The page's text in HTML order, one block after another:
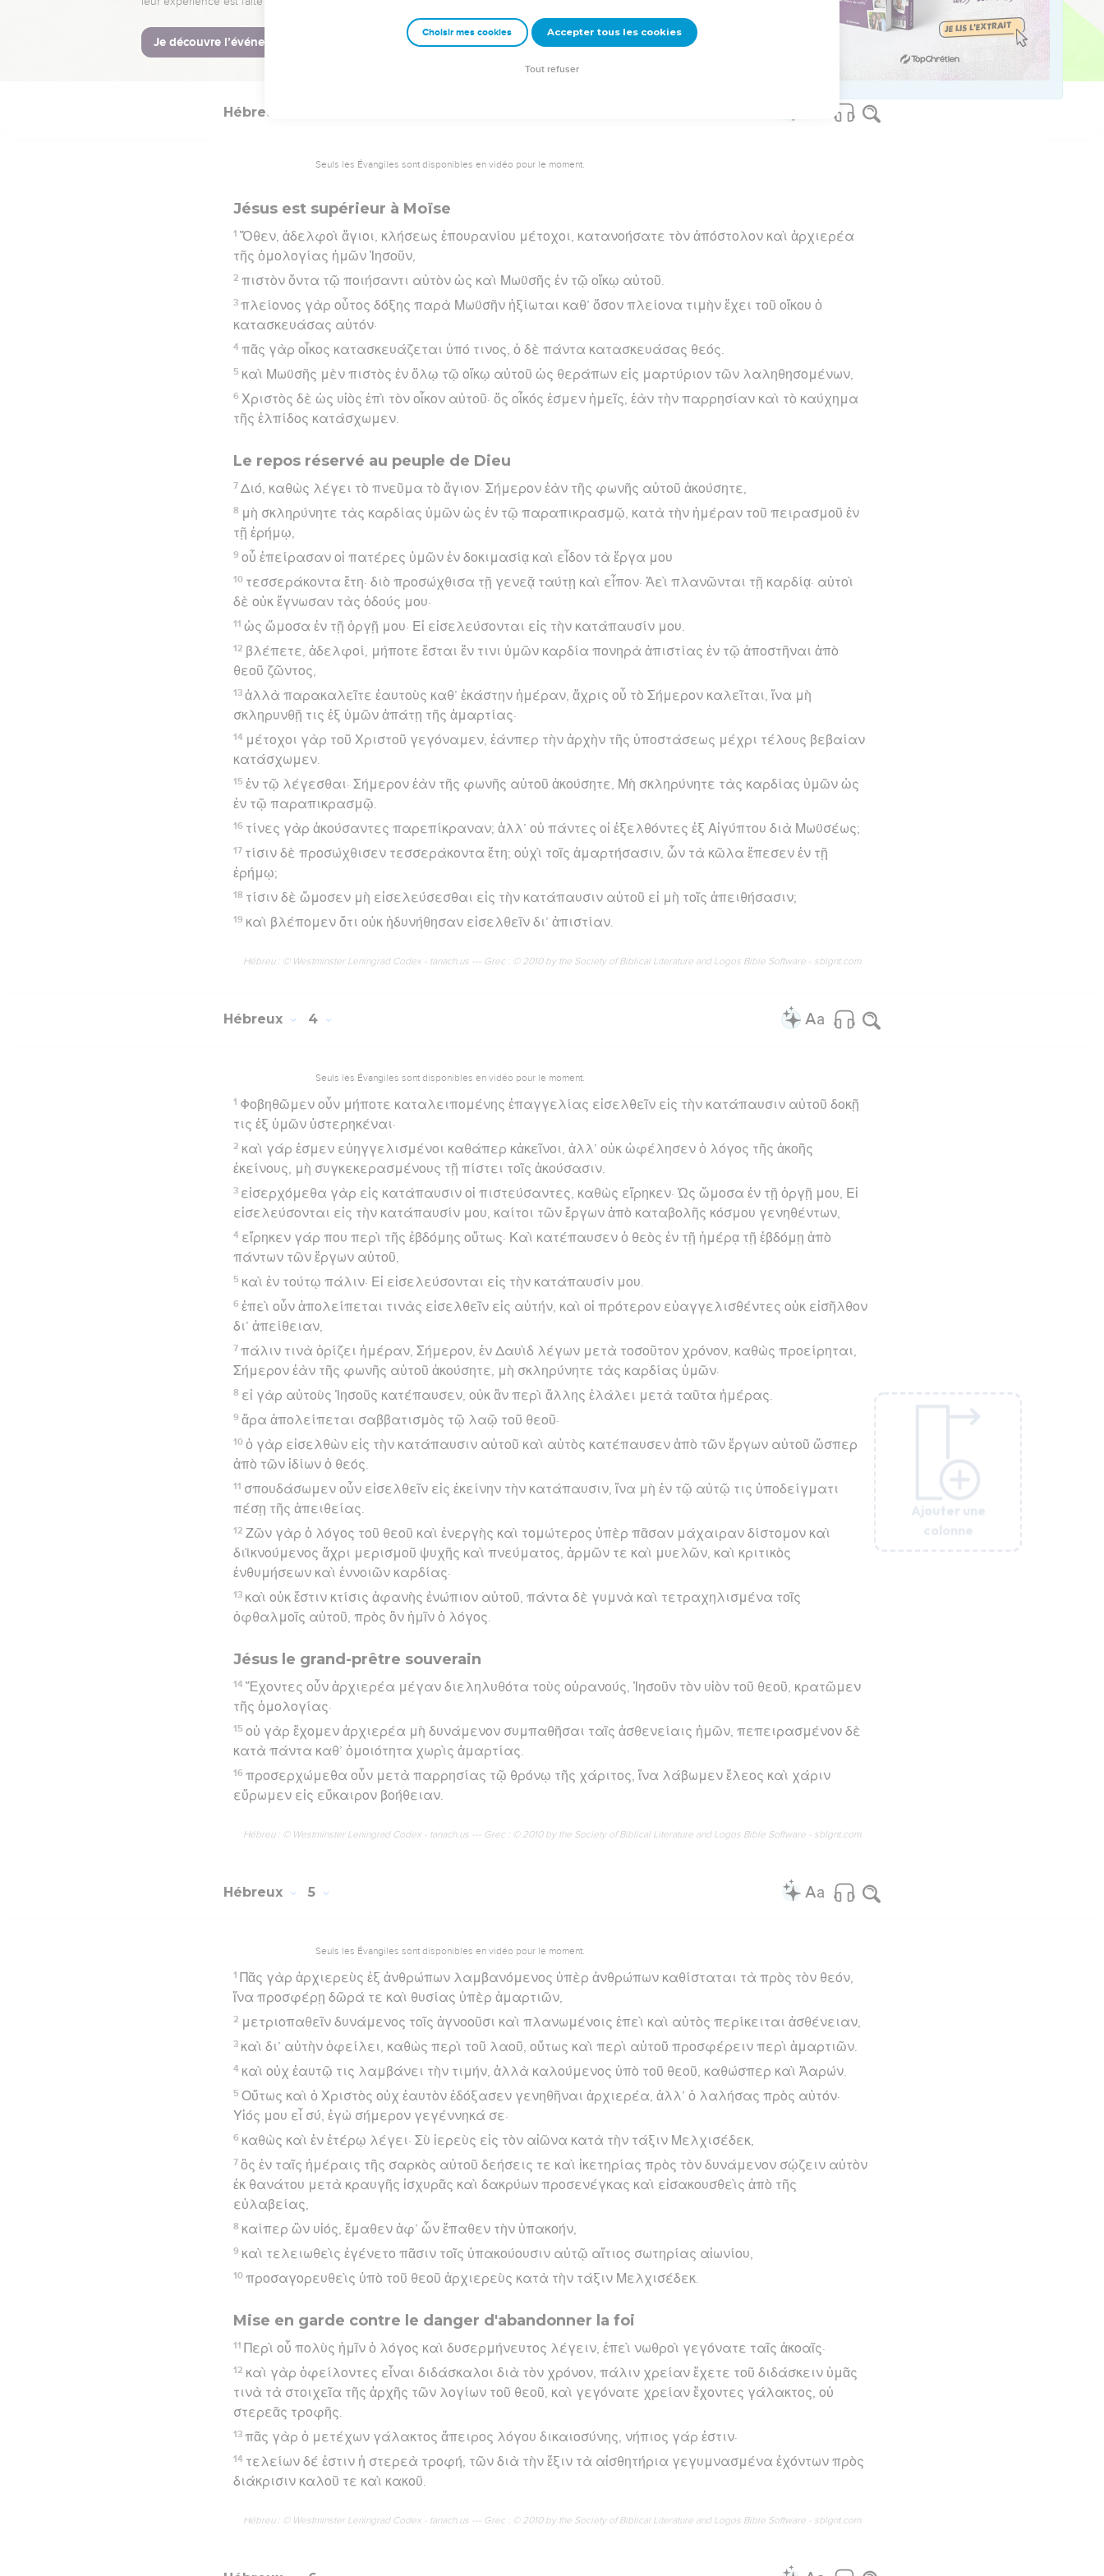
18 ἐν ᾧ γὰρ πέπονθεν αὐτὸς πειρασθείς, δύναται τοῖς πειραζομένοις βοηθῆσαι.
Hébreu : © Westminster Leningrad Codex - tanach.us --- Grec : © 2010 by the Society of Biblical Literature and Logos Bible Software - sblgnt.com
Ajouter une
colonne
Hébreux
Seuls les Évangiles sont disponibles en vidéo pour le moment.
Jésus est supérieur à Moïse
1 Ὅθεν, ἀδελφοὶ ἅγιοι, κλήσεως ἐπουρανίου μέτοχοι, κατανοήσατε τὸν ἀπόστολον καὶ ἀρχιερέα
τῆς ὁμολογίας ἡμῶν Ἰησοῦν,
2 πιστὸν ὄντα τῷ ποιήσαντι αὐτὸν ὡς καὶ Μωϋσῆς ἐν τῷ οἴκῳ αὐτοῦ.
3 πλείονος γὰρ οὗτος δόξης παρὰ Μωϋσῆν ἠξίωται καθ’ ὅσον πλείονα τιμὴν ἔχει τοῦ οἴκου ὁ
κατασκευάσας αὐτόν·
4 πᾶς γὰρ οἶκος κατασκευάζεται ὑπό τινος, ὁ δὲ πάντα κατασκευάσας θεός.
5 καὶ Μωϋσῆς μὲν πιστὸς ἐν ὅλῳ τῷ οἴκῳ αὐτοῦ ὡς θεράπων εἰς μαρτύριον τῶν λαληθησομένων,
6 Χριστὸς δὲ ὡς υἱὸς ἐπὶ τὸν οἶκον αὐτοῦ· ὅς οἶκός ἐσμεν ἡμεῖς, ἐὰν τὴν παρρησίαν καὶ τὸ καύχημα
τῆς ἐλπίδος κατάσχωμεν.
Le repos réservé au peuple de Dieu
7 Διό, καθὼς λέγει τὸ πνεῦμα τὸ ἅγιον· Σήμερον ἐὰν τῆς φωνῆς αὐτοῦ ἀκούσητε,
8 μὴ σκληρύνητε τὰς καρδίας ὑμῶν ὡς ἐν τῷ παραπικρασμῷ, κατὰ τὴν ἡμέραν τοῦ πειρασμοῦ ἐν
τῇ ἐρήμῳ,
9 οὗ ἐπείρασαν οἱ πατέρες ὑμῶν ἐν δοκιμασίᾳ καὶ εἶδον τὰ ἔργα μου
10 τεσσεράκοντα ἔτη· διὸ προσώχθισα τῇ γενεᾷ ταύτῃ καὶ εἶπον· Ἀεὶ πλανῶνται τῇ καρδίᾳ· αὐτοὶ
δὲ οὐκ ἔγνωσαν τὰς ὁδούς μου·
11 ὡς ὤμοσα ἐν τῇ ὀργῇ μου· Εἰ εἰσελεύσονται εἰς τὴν κατάπαυσίν μου.
12 βλέπετε, ἀδελφοί, μήποτε ἔσται ἔν τινι ὑμῶν καρδία πονηρὰ ἀπιστίας ἐν τῷ ἀποστῆναι ἀπὸ
θεοῦ ζῶντος,
13 ἀλλὰ παρακαλεῖτε ἑαυτοὺς καθ’ ἑκάστην ἡμέραν, ἄχρις οὗ τὸ Σήμερον καλεῖται, ἵνα μὴ
σκληρυνθῇ τις ἐξ ὑμῶν ἀπάτῃ τῆς ἁμαρτίας·
14 μέτοχοι γὰρ τοῦ Χριστοῦ γεγόναμεν, ἐάνπερ τὴν ἀρχὴν τῆς ὑποστάσεως μέχρι τέλους βεβαίαν
κατάσχωμεν.
15 ἐν τῷ λέγεσθαι· Σήμερον ἐὰν τῆς φωνῆς αὐτοῦ ἀκούσητε, Μὴ σκληρύνητε τὰς καρδίας ὑμῶν ὡς
ἐν τῷ παραπικρασμῷ.
16 τίνες γὰρ ἀκούσαντες παρεπίκραναν; ἀλλ’ οὐ πάντες οἱ ἐξελθόντες ἐξ Αἰγύπτου διὰ Μωϋσέως;
17 τίσιν δὲ προσώχθισεν τεσσεράκοντα ἔτη; οὐχὶ τοῖς ἁμαρτήσασιν, ὧν τὰ κῶλα ἔπεσεν ἐν τῇ
ἐρήμῳ;
18 τίσιν δὲ ὤμοσεν μὴ εἰσελεύσεσθαι εἰς τὴν κατάπαυσιν αὐτοῦ εἰ μὴ τοῖς ἀπειθήσασιν;
19 καὶ βλέπομεν ὅτι οὐκ ἠδυνήθησαν εἰσελθεῖν δι’ ἀπιστίαν.
Hébreu : © Westminster Leningrad Codex - tanach.us --- Grec : © 2010 by the Society of Biblical Literature and Logos Bible Software - sblgnt.com
Ajouter une
colonne
Hébreux 4
Seuls les Évangiles sont disponibles en vidéo pour le moment.
1 Φοβηθῶμεν οὖν μήποτε καταλειπομένης ἐπαγγελίας εἰσελθεῖν εἰς τὴν κατάπαυσιν αὐτοῦ δοκῇ
τις ἐξ ὑμῶν ὑστερηκέναι·
2 καὶ γάρ ἐσμεν εὐηγγελισμένοι καθάπερ κἀκεῖνοι, ἀλλ’ οὐκ ὠφέλησεν ὁ λόγος τῆς ἀκοῆς
ἐκείνους, μὴ συγκεκερασμένους τῇ πίστει τοῖς ἀκούσασιν.
3 εἰσερχόμεθα γὰρ εἰς κατάπαυσιν οἱ πιστεύσαντες, καθὼς εἴρηκεν· Ὡς ὤμοσα ἐν τῇ ὀργῇ μου, Εἰ
εἰσελεύσονται εἰς τὴν κατάπαυσίν μου, καίτοι τῶν ἔργων ἀπὸ καταβολῆς κόσμου γενηθέντων,
4 εἴρηκεν γάρ που περὶ τῆς ἑβδόμης οὕτως· Καὶ κατέπαυσεν ὁ θεὸς ἐν τῇ ἡμέρᾳ τῇ ἑβδόμῃ ἀπὸ
πάντων τῶν ἔργων αὐτοῦ,
5 καὶ ἐν τούτῳ πάλιν· Εἰ εἰσελεύσονται εἰς τὴν κατάπαυσίν μου.
6 ἐπεὶ οὖν ἀπολείπεται τινὰς εἰσελθεῖν εἰς αὐτήν, καὶ οἱ πρότερον εὐαγγελισθέντες οὐκ εἰσῆλθον
δι’ ἀπείθειαν,
7 πάλιν τινὰ ὁρίζει ἡμέραν, Σήμερον, ἐν Δαυὶδ λέγων μετὰ τοσοῦτον χρόνον, καθὼς προείρηται,
Σήμερον ἐὰν τῆς φωνῆς αὐτοῦ ἀκούσητε, μὴ σκληρύνητε τὰς καρδίας ὑμῶν·
8 εἰ γὰρ αὐτοὺς Ἰησοῦς κατέπαυσεν, οὐκ ἂν περὶ ἄλλης ἐλάλει μετὰ ταῦτα ἡμέρας.
9 ἄρα ἀπολείπεται σαββατισμὸς τῷ λαῷ τοῦ θεοῦ·
10 ὁ γὰρ εἰσελθὼν εἰς τὴν κατάπαυσιν αὐτοῦ καὶ αὐτὸς κατέπαυσεν ἀπὸ τῶν ἔργων αὐτοῦ ὥσπερ
ἀπὸ τῶν ἰδίων ὁ θεός.
11 σπουδάσωμεν οὖν εἰσελθεῖν εἰς ἐκείνην τὴν κατάπαυσιν, ἵνα μὴ ἐν τῷ αὐτῷ τις ὑποδείγματι
πέσῃ τῆς ἀπειθείας.
12 Ζῶν γὰρ ὁ λόγος τοῦ θεοῦ καὶ ἐνεργὴς καὶ τομώτερος ὑπὲρ πᾶσαν μάχαιραν δίστομον καὶ
διϊκνούμενος ἄχρι μερισμοῦ ψυχῆς καὶ πνεύματος, ἁρμῶν τε καὶ μυελῶν, καὶ κριτικὸς
ἐνθυμήσεων καὶ ἐννοιῶν καρδίας·
13 καὶ οὐκ ἔστιν κτίσις ἀφανὴς ἐνώπιον αὐτοῦ, πάντα δὲ γυμνὰ καὶ τετραχηλισμένα τοῖς
ὀφθαλμοῖς αὐτοῦ, πρὸς ὃν ἡμῖν ὁ λόγος.
Jésus le grand-prêtre souverain
14 Ἔχοντες οὖν ἀρχιερέα μέγαν διεληλυθότα τοὺς οὐρανούς, Ἰησοῦν τὸν υἱὸν τοῦ θεοῦ, κρατῶμεν
τῆς ὁμολογίας·
15 οὐ γὰρ ἔχομεν ἀρχιερέα μὴ δυνάμενον συμπαθῆσαι ταῖς ἀσθενείαις ἡμῶν, πεπειρασμένον δὲ
κατὰ πάντα καθ’ ὁμοιότητα χωρὶς ἁμαρτίας.
16 προσερχώμεθα οὖν μετὰ παρρησίας τῷ θρόνῳ τῆς χάριτος, ἵνα λάβωμεν ἔλεος καὶ χάριν
εὕρωμεν εἰς εὔκαιρον βοήθειαν.
Hébreu : © Westminster Leningrad Codex - tanach.us --- Grec : © 2010 by the Society of Biblical Literature and Logos Bible Software - sblgnt.com
Ajouter une
colonne
Hébreux 5
Seuls les Évangiles sont disponibles en vidéo pour le moment.
1 Πᾶς γὰρ ἀρχιερεὺς ἐξ ἀνθρώπων λαμβανόμενος ὑπὲρ ἀνθρώπων καθίσταται τὰ πρὸς τὸν θεόν,
ἵνα προσφέρῃ δῶρά τε καὶ θυσίας ὑπὲρ ἁμαρτιῶν,
2 μετριοπαθεῖν δυνάμενος τοῖς ἀγνοοῦσι καὶ πλανωμένοις ἐπεὶ καὶ αὐτὸς περίκειται ἀσθένειαν,
3 καὶ δι’ αὐτὴν ὀφείλει, καθὼς περὶ τοῦ λαοῦ, οὕτως καὶ περὶ αὑτοῦ προσφέρειν περὶ ἁμαρτιῶν.
4 καὶ οὐχ ἑαυτῷ τις λαμβάνει τὴν τιμήν, ἀλλὰ καλούμενος ὑπὸ τοῦ θεοῦ, καθώσπερ καὶ Ἀαρών.
5 Οὕτως καὶ ὁ Χριστὸς οὐχ ἑαυτὸν ἐδόξασεν γενηθῆναι ἀρχιερέα, ἀλλ’ ὁ λαλήσας πρὸς αὐτόν·
Υἱός μου εἶ σύ, ἐγὼ σήμερον γεγέννηκά σε·
6 καθὼς καὶ ἐν ἑτέρῳ λέγει· Σὺ ἱερεὺς εἰς τὸν αἰῶνα κατὰ τὴν τάξιν Μελχισέδεκ,
7 ὃς ἐν ταῖς ἡμέραις τῆς σαρκὸς αὐτοῦ δεήσεις τε καὶ ἱκετηρίας πρὸς τὸν δυνάμενον σῴζειν αὐτὸν
ἐκ θανάτου μετὰ κραυγῆς ἰσχυρᾶς καὶ δακρύων προσενέγκας καὶ εἰσακουσθεὶς ἀπὸ τῆς
εὐλαβείας,
8 καίπερ ὢν υἱός, ἔμαθεν ἀφ’ ὧν ἔπαθεν τὴν ὑπακοήν,
9 καὶ τελειωθεὶς ἐγένετο πᾶσιν τοῖς ὑπακούουσιν αὐτῷ αἴτιος σωτηρίας αἰωνίου,
10 προσαγορευθεὶς ὑπὸ τοῦ θεοῦ ἀρχιερεὺς κατὰ τὴν τάξιν Μελχισέδεκ.
Mise en garde contre le danger d'abandonner la foi
11 Περὶ οὗ πολὺς ἡμῖν ὁ λόγος καὶ δυσερμήνευτος λέγειν, ἐπεὶ νωθροὶ γεγόνατε ταῖς ἀκοαῖς·
12 καὶ γὰρ ὀφείλοντες εἶναι διδάσκαλοι διὰ τὸν χρόνον, πάλιν χρείαν ἔχετε τοῦ διδάσκειν ὑμᾶς
τινὰ τὰ στοιχεῖα τῆς ἀρχῆς τῶν λογίων τοῦ θεοῦ, καὶ γεγόνατε χρείαν ἔχοντες γάλακτος, οὐ
στερεᾶς τροφῆς.
13 πᾶς γὰρ ὁ μετέχων γάλακτος ἄπειρος λόγου δικαιοσύνης, νήπιος γάρ ἐστιν·
14 τελείων δέ ἐστιν ἡ στερεὰ τροφή, τῶν διὰ τὴν ἕξιν τὰ αἰσθητήρια γεγυμνασμένα ἐχόντων πρὸς
διάκρισιν καλοῦ τε καὶ κακοῦ.
Hébreu : © Westminster Leningrad Codex - tanach.us --- Grec : © 2010 by the Society of Biblical Literature and Logos Bible Software - sblgnt.com
Ajouter une
colonne
Ajouter une
colonne
Ajouter une
colonne
Ajouter une
colonne
Choisir mes cookies Accepter tous les cookies
Tout refuser